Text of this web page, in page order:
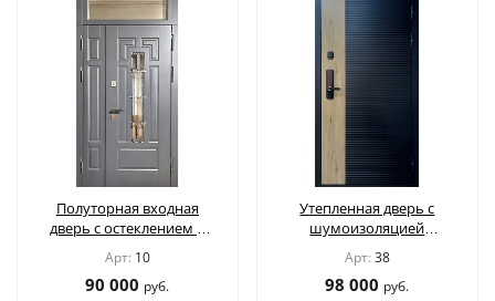
Полуторная входная
дверь с остеклением и
решеткой, окрас по RAL
Арт: 10
90 000 руб.
Утепленная дверь с
шумоизоляцией
современная отделка и
электрозамок
Арт: 38
98 000 руб.